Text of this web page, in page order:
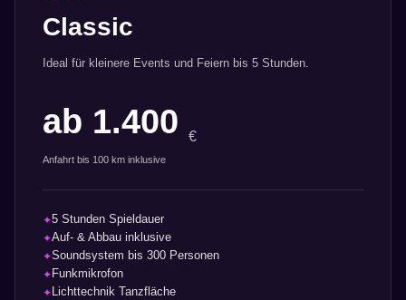
Classic
Ideal für kleinere Events und Feiern bis 5 Stunden.
ab 1.400 €
Anfahrt bis 100 km inklusive
✦5 Stunden Spieldauer
✦Auf- & Abbau inklusive
✦Soundsystem bis 300 Personen
✦ Funkmikrofon
✦ Lichttechnik Tanzfläche